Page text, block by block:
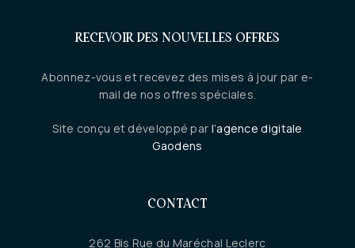
RECEVOIR DES NOUVELLES OFFRES
Abonnez-vous et recevez des mises à jour par e-
mail de nos offres spéciales.
Site conçu et développé par l’agence digitale
Gaodens
CONTACT
262 Bis Rue du Maréchal Leclerc